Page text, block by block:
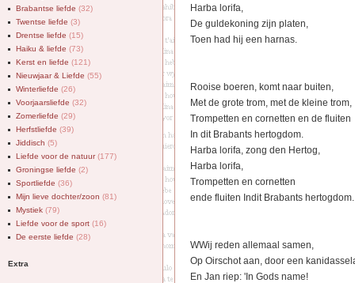
Harba lorifa,
De guldekoning zijn platen,
Toen had hij een harnas.
Rooise boeren, komt naar buiten,
Met de grote trom, met de kleine trom,
Trompetten en cornetten en de fluiten
In dit Brabants hertogdom.
Harba lorifa, zong den Hertog,
Harba lorifa,
Trompetten en cornetten
ende fluiten Indit Brabants hertogdom.
WWij reden allemaal samen,
Op Oirschot aan, door een
En Jan riep: 'In Gods name!
Brabantse liefde (32)
Twentse liefde (3)
Drentse liefde (15)
Haiku & liefde (73)
Kerst en liefde (121)
Nieuwjaar & Liefde (55)
Winterliefde (26)
Voorjaarsliefde (32)
Zomerliefde (29)
Herfstliefde (39)
Jiddisch (5)
Liefde voor de natuur(177)
Groningse liefde (2)
Sportliefde (36)
Mijn lieve dochter/zoon (81)
Mystiek (79)
Liefde voor de sport (16)
De eerste liefde (28)
Extra